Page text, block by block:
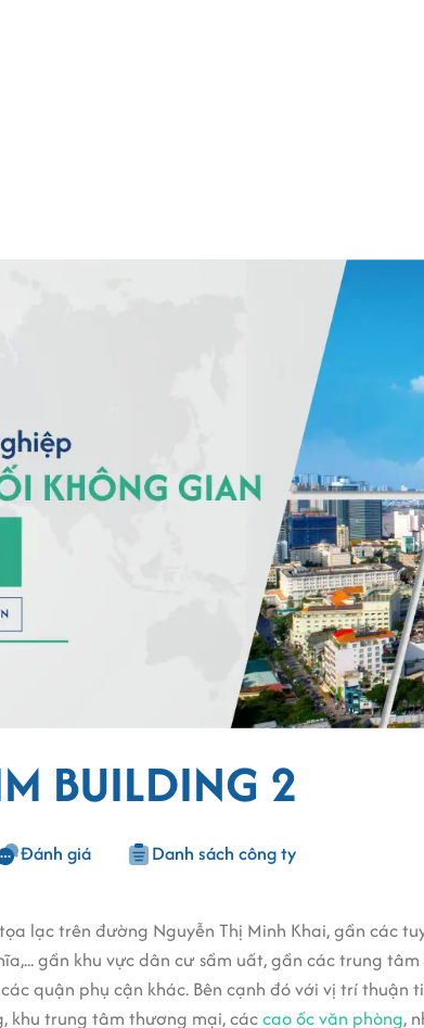
BUILDING 2
Đánh giá Danh sách công ty
lạc trên đường Nguyễn Thị Minh Khai, gần các
gần khu vực dân cư sầm uất, gần các trung
quận phụ cận khác. Bên cạnh đó với vị trí
khu trung tâm thương mại, cáccao ốc văn phòng,